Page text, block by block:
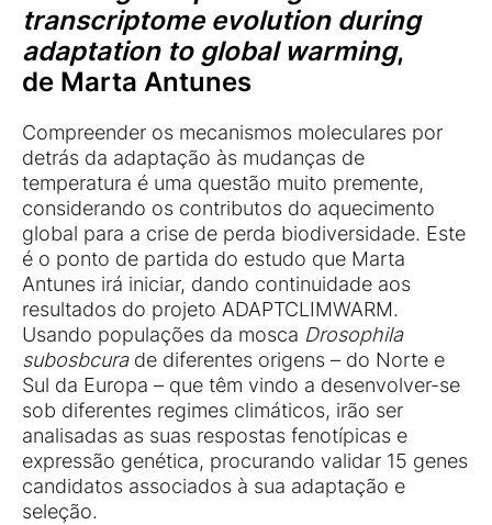
transcriptome evolution during
adaptation to global warming,
de Marta Antunes
Compreender os mecanismos moleculares por
detrás da adaptação às mudanças de
temperatura é uma questão muito premente,
considerando os contributos do aquecimento
global para a crise de perda biodiversidade. Este
é o ponto de partida do estudo que Marta
Antunes irá iniciar, dando continuidade aos
resultados do projeto ADAPTCLIMWARM.
Usando populações da mosca Drosophila
subosbcurade diferentes origens – do Norte e
Sul da Europa – que têm vindo a desenvolver-se
sob diferentes regimes climáticos, irão ser
analisadas as suas respostas fenotípicas e
expressão genética, procurando validar 15 genes
candidatos associados à sua adaptação e
seleção.